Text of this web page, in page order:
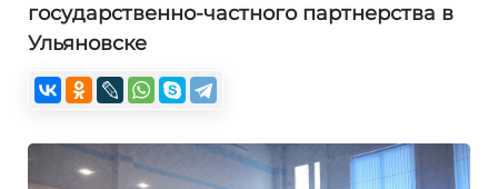
государственно-частного партнерства в
Ульяновске